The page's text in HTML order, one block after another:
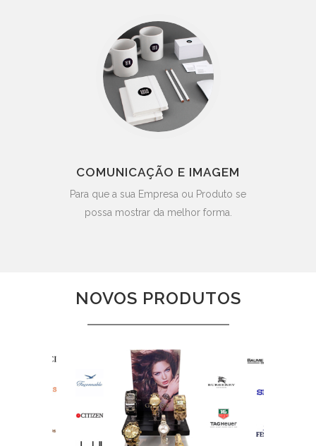
COMUNICAÇÃO E IMAGEM
Para que a sua Empresa ou Produto se
possa mostrar da melhor forma.
NOVOS PRODUTOS